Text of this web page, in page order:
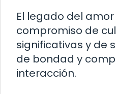
El legado del
compromiso de
significativas y de
de bondad y
interacción.